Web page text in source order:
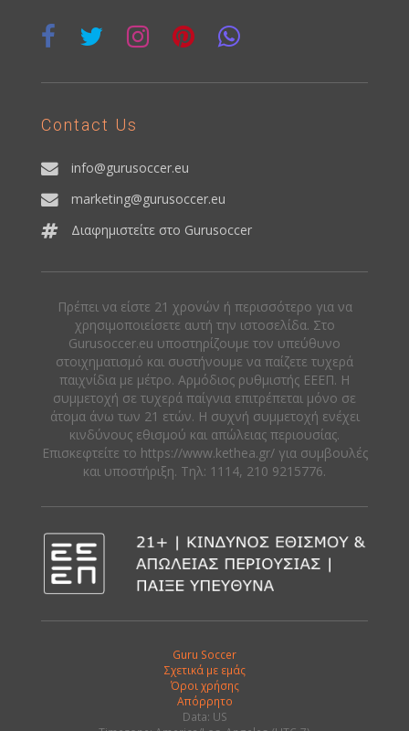
Contact Us
info@gurusoccer.eu
marketing@gurusoccer.eu
Διαφημιστείτε στο Gurusoccer
Πρέπει να είστε 21 χρονών ή περισσότερο για να
χρησιμοποιείσετε αυτή την ιστοσελίδα. Στο
Gurusoccer.eu υποστηρίζουμε τον υπεύθυνο
στοιχηματισμό και συστήνουμε να παίζετε τυχερά
παιχνίδια με μέτρο. Αρμόδιος ρυθμιστής ΕΕΕΠ. Η
συμμετοχή σε τυχερά παίγνια επιτρέπεται μόνο σε
άτομα άνω των 21 ετών. Η συχνή συμμετοχή ενέχει
κινδύνους εθισμού και απώλειας περιουσίας.
Eπισκεφτείτε το https://www.kethea.gr/ για συμβουλές
και υποστήριξη. Tηλ: 1114, 210 9215776.
Guru Soccer
Σχετικά με εμάς
Όροι χρήσης
Απόρρητο
Data: US